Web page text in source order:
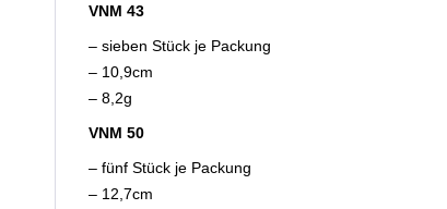
VNM 43
– sieben Stück je Packung
– 10,9cm
– 8,2g
VNM 50
– fünf Stück je Packung
– 12,7cm